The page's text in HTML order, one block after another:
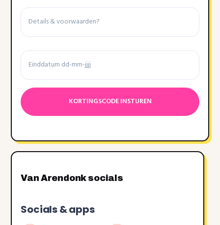
Details
voorwaarden
Einddatum
Datumnotatie:DD
dash
MM
dash
Van Arendonk socials
Socials & apps